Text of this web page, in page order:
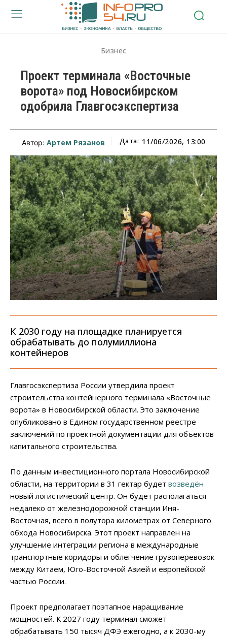
Бизнес
Проект терминала «Восточные
ворота» под Новосибирском
одобрила Главгосэкспертиза
Автор: Артем Рязанов Дата: 11/06/2026, 13:00
К 2030 году на площадке планируется
обрабатывать до полумиллиона
контейнеров
Главгосэкспертиза России утвердила проект
строительства контейнерного терминала «Восточные
ворота» в Новосибирской области. Это заключение
опубликовано в Едином государственном реестре
заключений по проектной документации для объектов
капитального строительства.
По данным инвестиционного портала Новосибирской
области, на территории в 31 гектар будет возведён
новый логистический центр. Он будет располагаться
недалеко от железнодорожной станции Иня-
Восточная, всего в полутора километрах от Северного
обхода Новосибирска. Этот проект направлен на
улучшение интеграции региона в международные
транспортные коридоры и облегчение грузоперевозок
между Китаем, Юго-Восточной Азией и европейской
частью России.
Проект предполагает поэтапное наращивание
мощностей. К 2027 году терминал сможет
обрабатывать 150 тысяч ДФЭ ежегодно, а к 2030-му